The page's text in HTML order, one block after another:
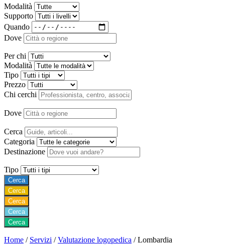
Modalità
Supporto
Quando
Dove
Per chi
Modalità
Tipo
Prezzo
Chi cerchi
Dove
Cerca
Categoria
Destinazione
Tipo
Cerca
Cerca
Cerca
Cerca
Cerca
Home / Servizi / Valutazione logopedica / Lombardia